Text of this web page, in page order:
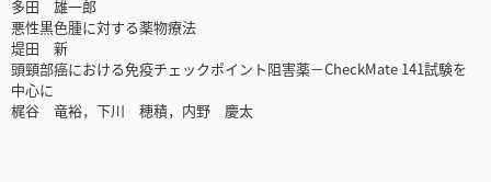
多田 雄一郎
悪性黒色腫に対する薬物療法
堤田 新
頭頸部癌における免疫チェックポイント阻害薬－CheckMate 141試験を
中心に
梶谷 竜裕，下川 穂積，内野 慶太